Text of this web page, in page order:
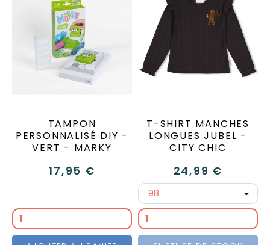
TAMPON
PERSONNALISÉ DIY -
VERT - MARKY
17,95 €
T-SHIRT MANCHES
LONGUES JUBEL -
CITY CHIC
24,99 €